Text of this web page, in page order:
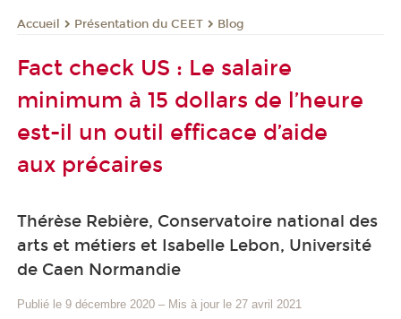
Accueil Présentation du CEET Blog
Fact check US : Le salaire
minimum à 15 dollars de l’heure
est-il un outil efficace d’aide
aux précaires
Thérèse Rebière, Conservatoire national des
arts et métiers et Isabelle Lebon, Université
de Caen Normandie
Publié le 9 décembre 2020 – Mis à jour le 27 avril 2021